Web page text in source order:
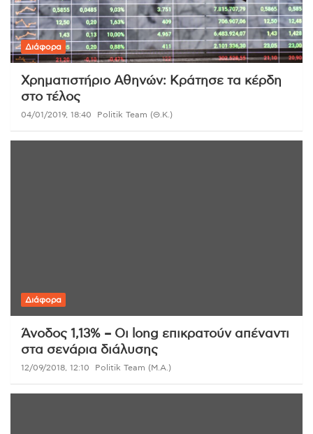
Διάφορα
Χρηματιστήριο Αθηνών: Κράτησε τα κέρδη
στο τέλος
04/01/2019, 18:40 Politik Team (Θ.Κ.)
Διάφορα
Άνοδος 1,13% – Oι long επικρατούν απέναντι
στα σενάρια διάλυσης
12/09/2018, 12:10 Politik Team (Μ.Α.)